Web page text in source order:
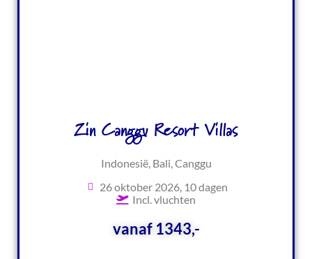
Zin Canggu Resort Villas
Indonesië, Bali, Canggu
26 oktober 2026, 10 dagen
Incl. vluchten
vanaf 1343,-